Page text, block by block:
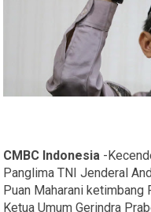
CMBC Indonesia -
Panglima TNI Jenderal
Puan Maharani ketimbang
Ketua Umum Gerindra